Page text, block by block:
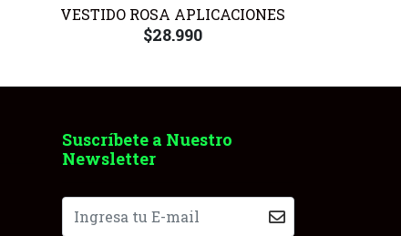
VESTIDO ROSA APLICACIONES
$28.990
Suscríbete a Nuestro
Newsletter